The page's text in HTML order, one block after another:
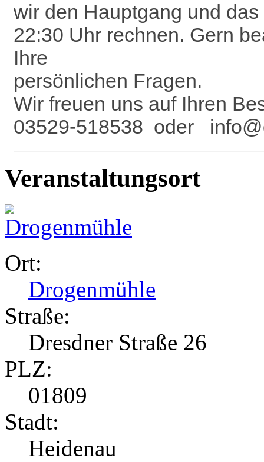
wir den Hauptgang und
22:30 Uhr rechnen. Gern
Ihre
persönlichen Fragen.
Wir freuen uns auf Ihren
03529-518538 oder
Veranstaltungsort
Ort:
Drogenmühle
Straße:
Dresdner Straße 26
PLZ:
01809
Stadt:
Heidenau